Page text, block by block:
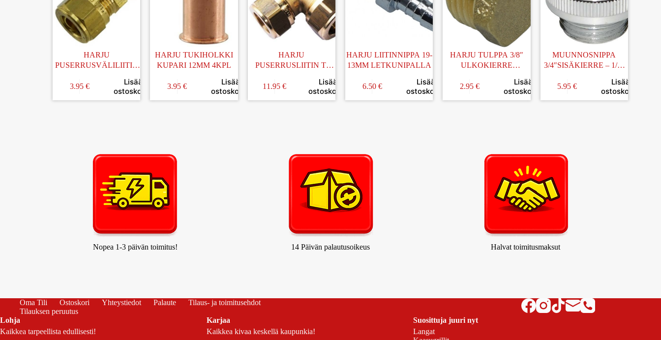
HARJU
PUSERRUSVÄLILIITIN
3.95 €
Lisää
ostoskoriin
HARJU TUKIHOLKKI
KUPARI 12MM 4KPL
3.95€
Lisää
ostoskoriin
HARJU
PUSERRUSLIITIN T-
11.95€
Lisää
ostoskoriin
HARJU LIITINNIPPA 19-
13MM LETKUNIPALLA
6.50 €
Lisää
ostoskoriin
HARJU TULPPA 3/8″
ULKOKIERRE
2.95 €
Lisää
ostoskoriin
MUUNNOSNIPPA
3/4″SISÄKIERRE – 1/2″
5.95€
Lisää
ostoskoriin
Nopea 1-3 päivän toimitus! 14 Päivän palautusoikeus Halvat toimitusmaksut
Oma Tili Ostoskori Yhteystiedot Palaute
Tilaus- ja toimitusehdot
Tilauksen peruutus
Lohja
Kaikkea tarpeellista edullisesti!
Karjaa
Kaikkea kivaa keskellä kaupunkia!
Suosittuja juuri nyt
Langat